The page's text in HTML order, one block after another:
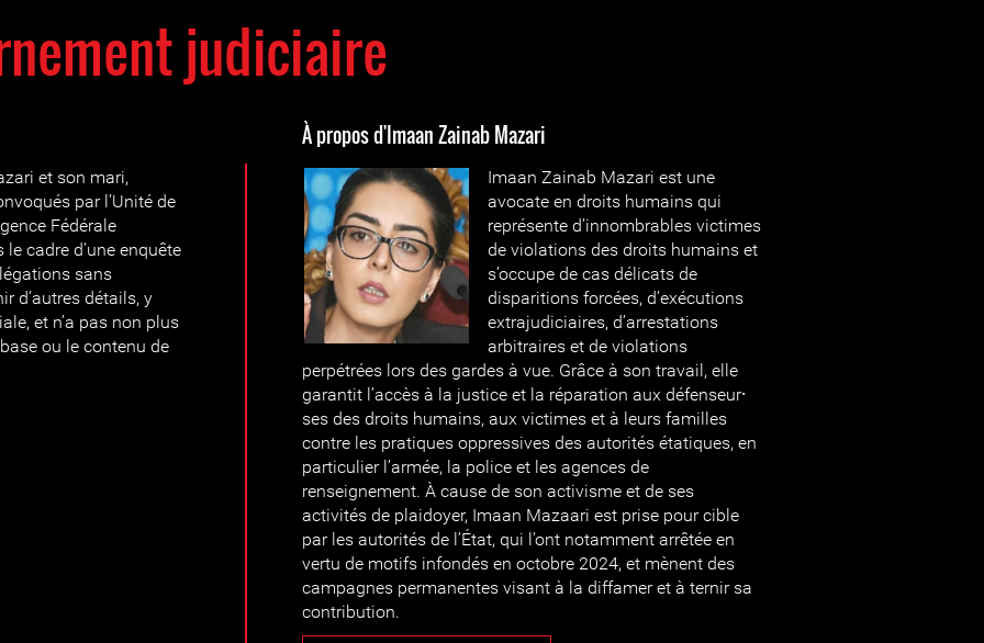
judiciaire
et son mari,
par l’Unité de
Fédérale
cadre d’une enquête
sans
d’autres détails, y
et n’a pas non plus
ou le contenu de
À propos d'Imaan Zainab Mazari
Imaan Zainab Mazari est une
avocate en droits humains qui
représente d’innombrables victimes
de violations des droits humains et
s’occupe de cas délicats de
disparitions forcées, d’exécutions
extrajudiciaires, d’arrestations
arbitraires et de violations
perpétrées lors des gardes à vue. Grâce à son travail, elle
garantit l’accès à la justice et la réparation aux défenseur⸱
ses des droits humains, aux victimes et à leurs familles
contre les pratiques oppressives des autorités étatiques, en
particulier l’armée, la police et les agences de
renseignement. À cause de son activisme et de ses
activités de plaidoyer, Imaan Mazaari est prise pour cible
par les autorités de l’État, qui l’ont notamment arrêtée en
vertu de motifs infondés en octobre 2024, et mènent des
campagnes permanentes visant à la diffamer et à ternir sa
contribution.